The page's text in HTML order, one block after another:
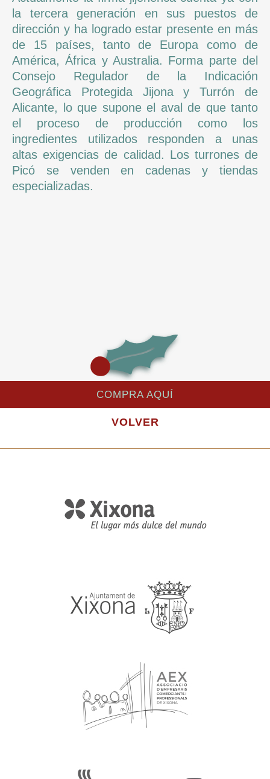
la tercera generación en sus puestos de
dirección y ha logrado estar presente en más
de 15 países, tanto de Europa como de
América, África y Australia. Forma parte del
Consejo Regulador de la Indicación
Geográfica Protegida Jijona y Turrón de
Alicante, lo que supone el aval de que tanto
el proceso de producción como los
ingredientes utilizados responden a unas
altas exigencias de calidad. Los turrones de
Picó se venden en cadenas y tiendas
especializadas.
COMPRA AQUÍ
VOLVER